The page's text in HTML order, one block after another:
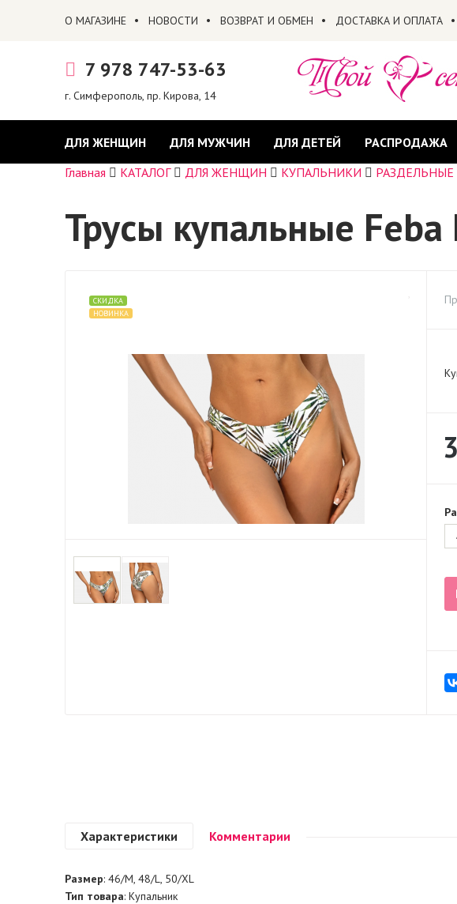
О МАГАЗИНЕ НОВОСТИ ВОЗВРАТ И ОБМЕН ДОСТАВКА И ОПЛАТА
7 978 747-53-63
г. Симферополь, пр. Кирова, 14
ДЛЯ ЖЕНЩИН ДЛЯ МУЖЧИН ДЛЯ ДЕТЕЙ РАСПРОДАЖА
Главная
КАТАЛОГ ДЛЯ ЖЕНЩИН КУПАЛЬНИКИ РАЗДЕЛЬНЫЕ
Трусы купальные
СКИДКА
НОВИНКА
Характеристики Комментарии
Размер: 46/M, 48/L, 50/XL
Тип товара: Купальник